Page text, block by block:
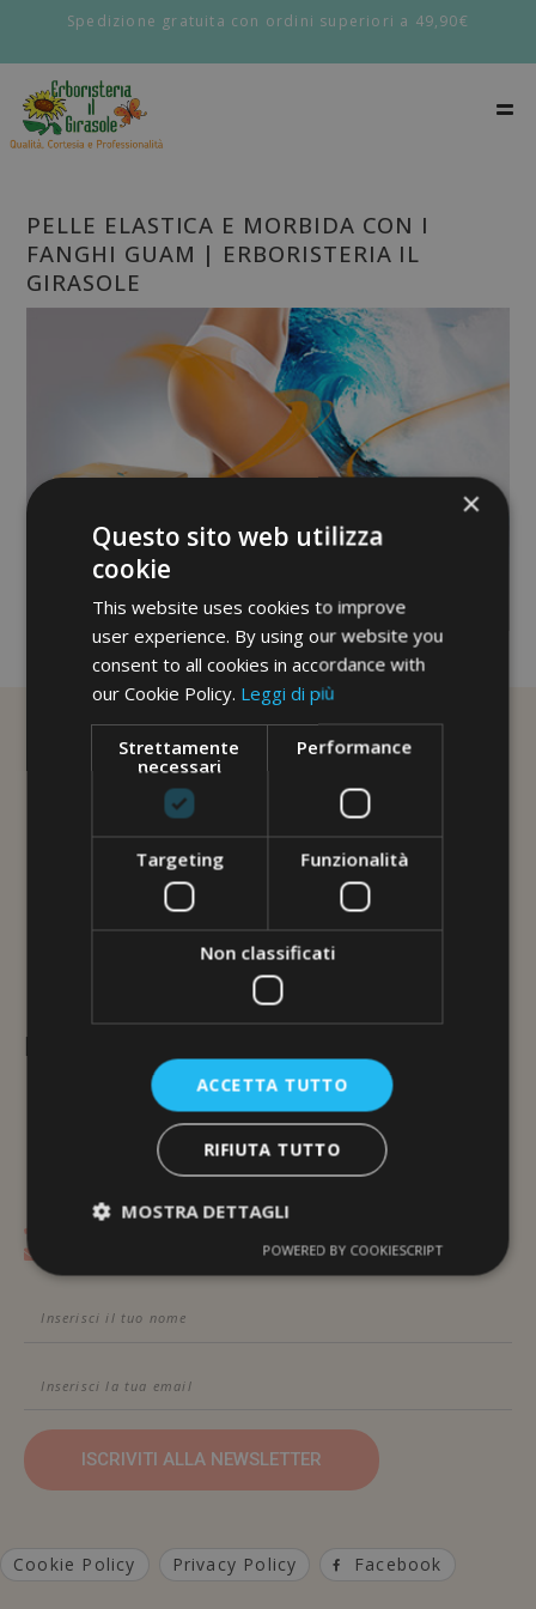
Spedizione gratuita con ordini superiori a 49,90€
PELLE ELASTICA E MORBIDA CON I
FANGHI GUAM | ERBORISTERIA IL
GIRASOLE
No image description ...
L'ERBORISTERIA
Via Brunelleschi, 117
48100 Ravenna
Contattami Telefonicamente
ISCRIVITI ALLA NEWSLETTER
Cookie Policy Privacy Policy Facebook
×
Questo sito web utilizza
cookie
This website uses cookies to improve
user experience. By using our website you
consent to all cookies in accordance with
our Cookie Policy. Leggi di più
Strettamente
necessari
Performance
Targeting Funzionalità
Non classificati
ACCETTA TUTTO
RIFIUTA TUTTO
MOSTRA DETTAGLI
POWERED BY COOKIESCRIPT